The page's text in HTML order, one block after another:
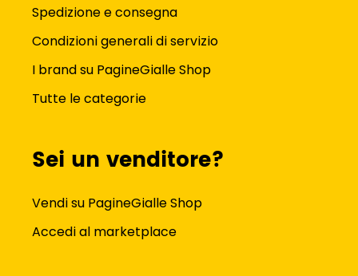
Spedizione e consegna
Condizioni generali di servizio
I brand su PagineGialle Shop
Tutte le categorie
Sei un venditore?
Vendi su PagineGialle Shop
Accedi al marketplace